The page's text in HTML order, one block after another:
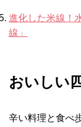
進化した米線！
線」
おいしい
辛い料理と食べ